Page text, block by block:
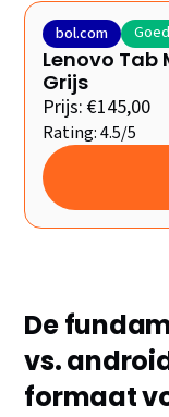
bol.com
Lenovo Tab
Grijs
Prijs: €145,00
Rating: 4.5/5
De
vs.
formaat